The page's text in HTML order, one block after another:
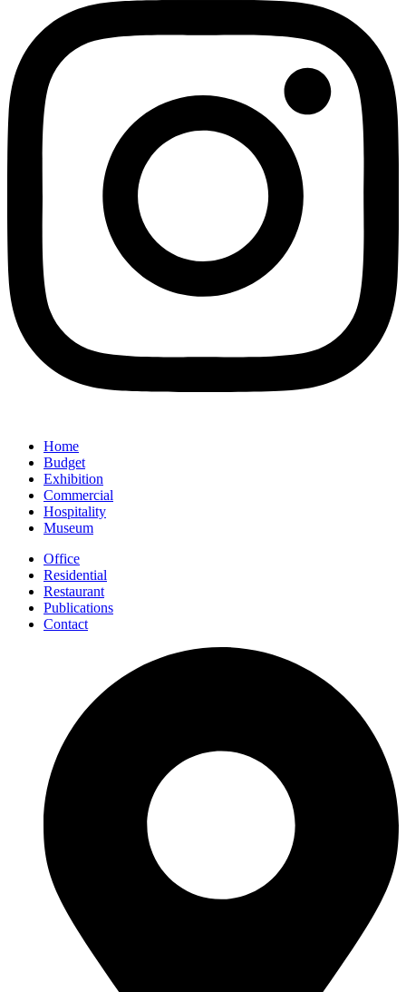
Home
Budget
Exhibition
Commercial
Hospitality
Museum
Office
Residential
Restaurant
Publications
Contact